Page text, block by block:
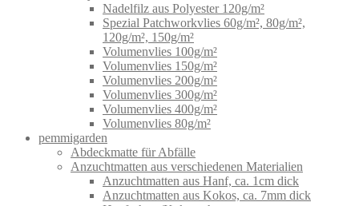
Nadelfilz aus Polyester 120g/m²
Spezial Patchworkvlies 60g/m², 80g/m²,
120g/m², 150g/m²
Volumenvlies 100g/m²
Volumenvlies 150g/m²
Volumenvlies 200g/m²
Volumenvlies 300g/m²
Volumenvlies 400g/m²
Volumenvlies 80g/m²
pemmigarden
Abdeckmatte für Abfälle
Anzuchtmatten aus verschiedenen Materialien
Anzuchtmatten aus Hanf, ca. 1cm dick
Anzuchtmatten aus Kokos, ca. 7mm dick